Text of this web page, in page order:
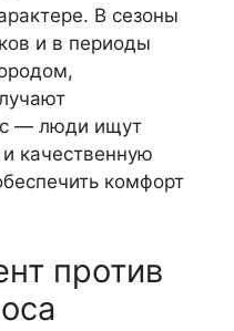
В сезоны
и в периоды
— люди ищут
качественную
комфорт
против